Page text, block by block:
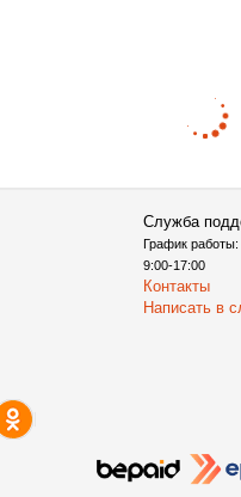
Служба
График работы:
9:00-17:00
Контакты
Написать в